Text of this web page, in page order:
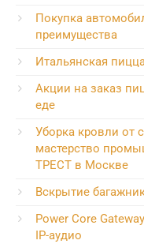
Покупка
преимущества
Итальянская
Акции на заказ
еде
Уборка кровли от
мастерство
ТРЕСТ в Москве
Вскрытие
Power Core
IP-аудио